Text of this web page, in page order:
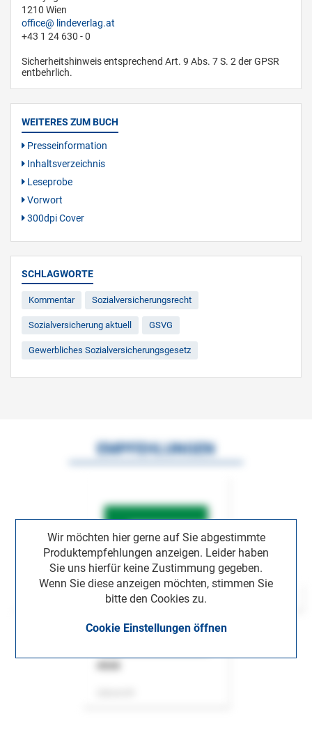
1210 Wien
office
lindeverlag.at
+43 1 24 630 - 0
Sicherheitshinweis entsprechend Art. 9 Abs. 7 S. 2 der GPSR
entbehrlich.
WEITERES ZUM BUCH
Presseinformation
Inhaltsverzeichnis
Leseprobe
Vorwort
300dpi Cover
SCHLAGWORTE
Kommentar Sozialversicherungsrecht
Sozialversicherung aktuell GSVG
Gewerbliches Sozialversicherungsgesetz
Wir möchten hier gerne auf Sie abgestimmte
Produktempfehlungen anzeigen. Leider haben
Sie uns hierfür keine Zustimmung gegeben.
Wenn Sie diese anzeigen möchten, stimmen Sie
bitte den Cookies zu.
Cookie Einstellungen öffnen
EMPFEHLUNGEN